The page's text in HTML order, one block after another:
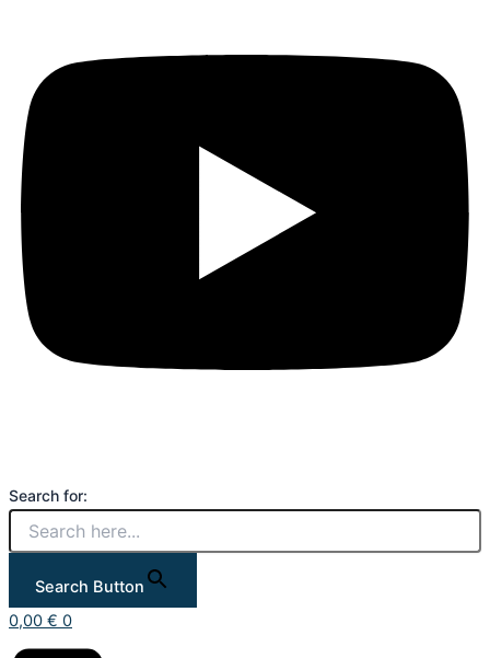
Search for:
Search Button
0,00 € 0